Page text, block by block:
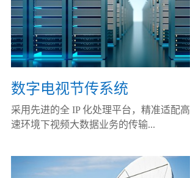
数字电视节传系统
采用先进的全 IP 化处理平台，精准适配高
速环境下视频大数据业务的传输...